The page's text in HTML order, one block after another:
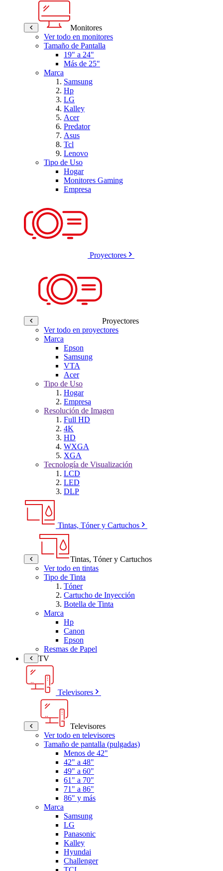
Monitores
Ver todo en monitores
Tamaño de Pantalla
19" a 24"
Más de 25"
Marca
Samsung
Hp
LG
Kalley
Acer
Predator
Asus
Tcl
Lenovo
Tipo de Uso
Hogar
Monitores Gaming
Empresa
Proyectores
Proyectores
Ver todo en proyectores
Marca
Epson
Samsung
VTA
Acer
Tipo de Uso
Hogar
Empresa
Resolución de Imagen
Full HD
4K
HD
WXGA
XGA
Tecnología de Visualización
LCD
LED
DLP
Tintas, Tóner y Cartuchos
Tintas, Tóner y Cartuchos
Ver todo en tintas
Tipo de Tinta
Tóner
Cartucho de Inyección
Botella de Tinta
Marca
Hp
Canon
Epson
Resmas de Papel
TV
Televisores
Televisores
Ver todo en televisores
Tamaño de pantalla (pulgadas)
Menos de 42"
42" a 48"
49" a 60"
61" a 70"
71" a 86"
86" y más
Marca
Samsung
LG
Panasonic
Kalley
Hyundai
Challenger